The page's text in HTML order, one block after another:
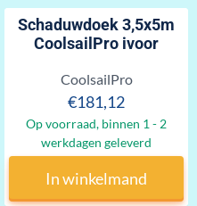
Schaduwdoek 3,5x5m
CoolsailPro ivoor
Merk:
CoolsailPro
Prijs: 181,12
€181,12
Op voorraad, binnen 1 - 2
werkdagen geleverd
In winkelmand